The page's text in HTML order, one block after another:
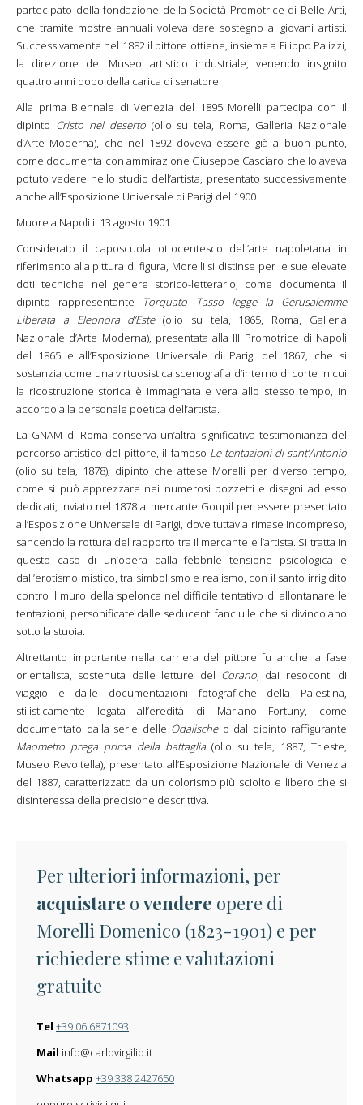
partecipato della fondazione della Società Promotrice di Belle Arti,
che tramite mostre annuali voleva dare sostegno ai giovani artisti.
Successivamente nel 1882 il pittore ottiene, insieme a Filippo Palizzi,
la direzione del Museo artistico industriale, venendo insignito
quattro anni dopo della carica di senatore.
Alla prima Biennale di Venezia del 1895 Morelli partecipa con il
dipinto Cristo nel deserto(olio su tela, Roma, Galleria Nazionale
d’Arte Moderna), che nel 1892 doveva essere già a buon punto,
come documenta con ammirazione Giuseppe Casciaro che lo aveva
potuto vedere nello studio dell’artista, presentato successivamente
anche all’Esposizione Universale di Parigi del 1900.
Muore a Napoli il 13 agosto 1901.
Considerato il caposcuola ottocentesco dell’arte napoletana in
riferimento alla pittura di figura, Morelli si distinse per le sue elevate
doti tecniche nel genere storico-letterario, come documenta il
dipinto rappresentante Torquato Tasso legge la Gerusalemme
Liberata a Eleonora d’Este(olio su tela, 1865, Roma, Galleria
Nazionale d’Arte Moderna), presentata alla III Promotrice di Napoli
del 1865 e all’Esposizione Universale di Parigi del 1867, che si
sostanzia come una virtuosistica scenografia d’interno di corte in cui
la ricostruzione storica è immaginata e vera allo stesso tempo, in
accordo alla personale poetica dell’artista.
La GNAM di Roma conserva un’altra significativa testimonianza del
percorso artistico del pittore, il famoso Le tentazioni di sant’Antonio
(olio su tela, 1878), dipinto che attese Morelli per diverso tempo,
come si può apprezzare nei numerosi bozzetti e disegni ad esso
dedicati, inviato nel 1878 al mercante Goupil per essere presentato
all’Esposizione Universale di Parigi, dove tuttavia rimase incompreso,
sancendo la rottura del rapporto tra il mercante e l’artista. Si tratta in
questo caso di un’opera dalla febbrile tensione psicologica e
dall’erotismo mistico, tra simbolismo e realismo, con il santo irrigidito
contro il muro della spelonca nel difficile tentativo di allontanare le
tentazioni, personificate dalle seducenti fanciulle che si divincolano
sotto la stuoia.
Altrettanto importante nella carriera del pittore fu anche la fase
orientalista, sostenuta dalle letture del Corano, dai resoconti di
viaggio e dalle documentazioni fotografiche della Palestina,
stilisticamente legata all’eredità di Mariano Fortuny, come
documentato dalla serie delle Odalischeo dal dipinto raffigurante
Maometto prega prima della battaglia (olio su tela, 1887, Trieste,
Museo Revoltella), presentato all’Esposizione Nazionale di Venezia
del 1887, caratterizzato da un colorismo più sciolto e libero che si
disinteressa della precisione descrittiva.
Per ulteriori informazioni, per
acquistare o vendere opere di
Morelli Domenico (1823-1901) e per
richiedere stime e valutazioni
gratuite
Tel +39 06 6871093
Mail info@carlovirgilio.it
Whatsapp +39 338 2427650